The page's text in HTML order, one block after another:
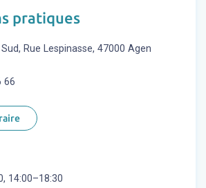
pratiques
Rue Lespinasse, 47000 Agen
66
14:00–18:30